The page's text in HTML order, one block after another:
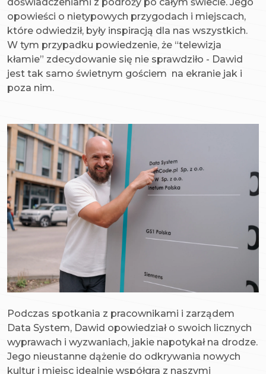
opowieści o nietypowych przygodach i miejscach,
które odwiedził, były inspiracją dla nas wszystkich.
W tym przypadku powiedzenie, że “telewizja
kłamie” zdecydowanie się nie sprawdziło - Dawid
jest tak samo świetnym gościem na ekranie jak i
poza nim.
Podczas spotkania z pracownikami i zarządem
Data System, Dawid opowiedział o swoich licznych
wyprawach i wyzwaniach, jakie napotykał na drodze.
Jego nieustanne dążenie do odkrywania nowych
kultur i miejsc idealnie współgra z naszymi